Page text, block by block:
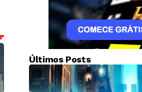
Últimos Posts